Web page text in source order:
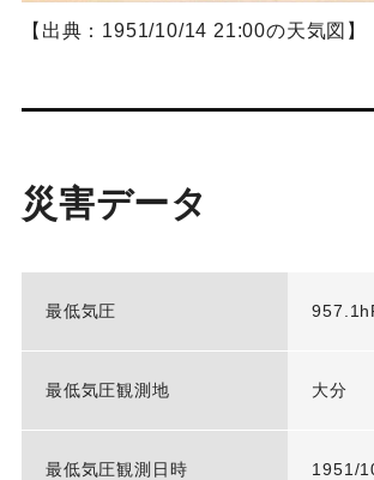
【出典：1951/10/14 21:00の天気図】
災害データ
最低気圧
最低気圧観測地 大分
最低気圧観測日時 1951/